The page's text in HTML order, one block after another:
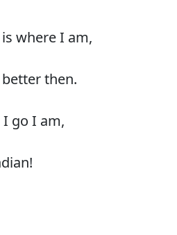
where I am,
then.
go I am,